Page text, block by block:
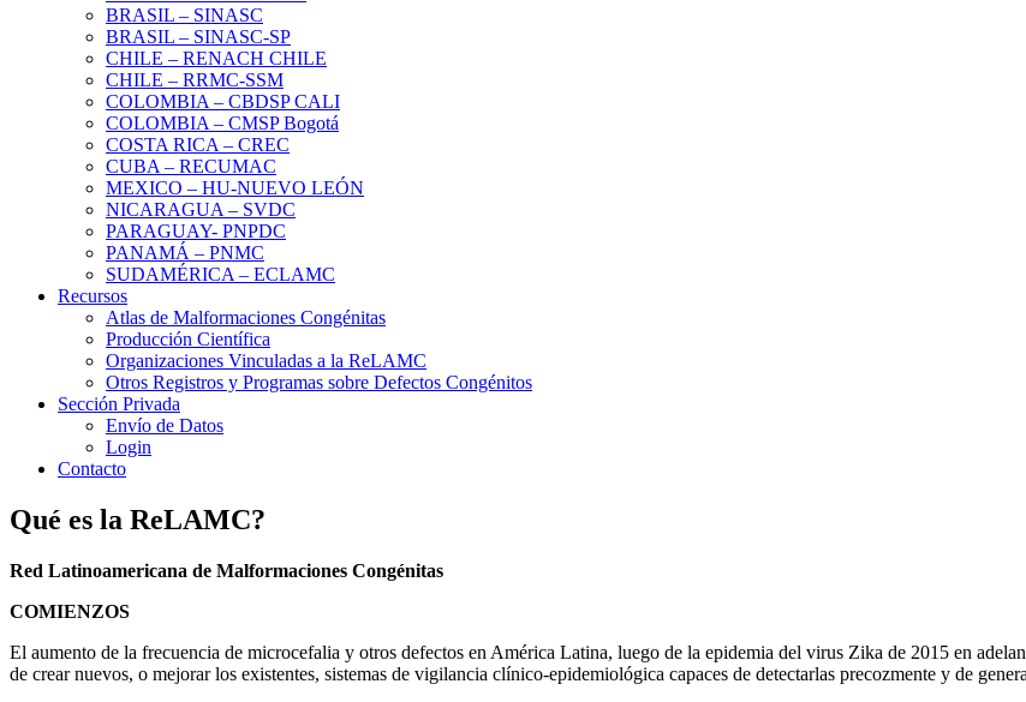
BRASIL – SINASC
BRASIL – SINASC-SP
CHILE – RENACH CHILE
CHILE – RRMC-SSM
COLOMBIA – CBDSP CALI
COLOMBIA – CMSP Bogotá
COSTA RICA – CREC
CUBA – RECUMAC
MEXICO – HU-NUEVO LEÓN
NICARAGUA – SVDC
PARAGUAY- PNPDC
PANAMÁ – PNMC
SUDAMÉRICA – ECLAMC
Recursos
Atlas de Malformaciones Congénitas
Producción Científica
Organizaciones Vinculadas a la ReLAMC
Otros Registros y Programas sobre Defectos Congénitos
Sección Privada
Envío de Datos
Login
Contacto
Qué es la ReLAMC?
Red Latinoamericana de Malformaciones Congénitas
COMIENZOS
El aumento de la frecuencia de microcefalia y otros defectos en América Latina, luego de la epidemia del virus Zika de 2015 en
de crear nuevos, o mejorar los existentes, sistemas de vigilancia clínico-epidemiológica capaces de detectarlas precozmente y de